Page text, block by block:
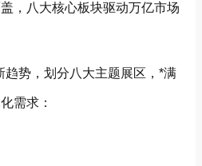
，八大核心板块驱动万亿市场
趋势，划分八大主题展区，*满
需求：